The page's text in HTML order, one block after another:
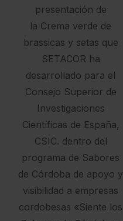
presentación de
la Crema verde de
brassicas y setas que
SETACOR ha
desarrollado para el
Consejo Superior de
Investigaciones
Científicas de España,
CSIC. dentro del
programa de Sabores
de Córdoba de apoyo y
visibilidad a empresas
cordobesas «Siente los